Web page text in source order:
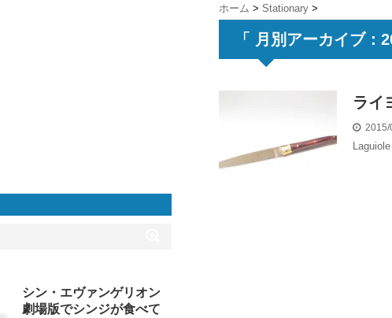
ホーム > Stationary >
「 月別アーカイブ：
ライ
2015/
シン・エヴァンゲリオン
劇場版でシンジが食べて